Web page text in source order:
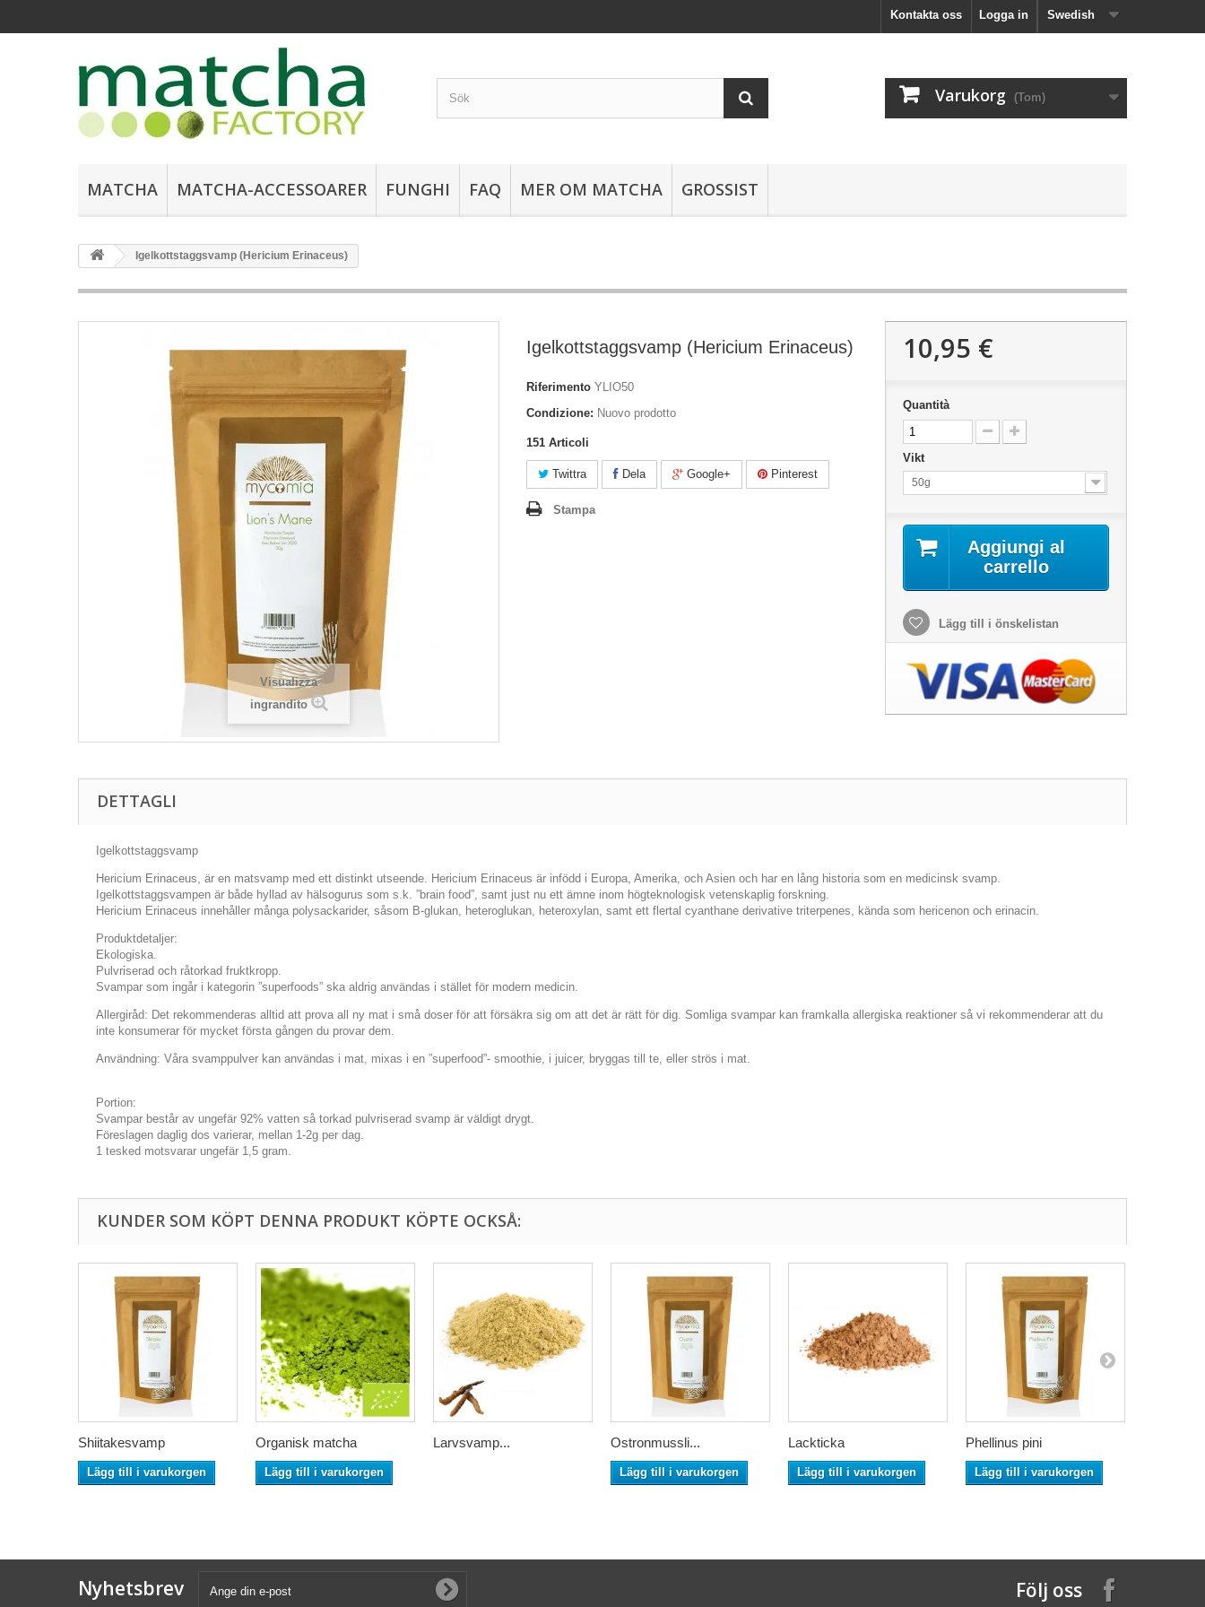
Swedish
Logga in
Kontakta oss
Varukorg (Tom)
MATCHA MATCHA-ACCESSOARER FUNGHI FAQ MER OM MATCHA GROSSIST
Igelkottstaggsvamp (Hericium Erinaceus)
Visualizza
ingrandito
Igelkottstaggsvamp (Hericium Erinaceus)
Riferimento YLIO50
Condizione: Nuovo prodotto
151 Articoli
Twittra Dela Google+ Pinterest
Stampa
10,95 €
Quantità
Vikt
50g
Aggiungi al
carrello
Lägg till i önskelistan
DETTAGLI
Igelkottstaggsvamp
Hericium Erinaceus, är en matsvamp med ett distinkt utseende. Hericium Erinaceus är infödd i Europa, Amerika, och Asien och har en lång historia som en medicinsk svamp.
Igelkottstaggsvampen är både hyllad av hälsogurus som s.k. ”brain food”, samt just nu ett ämne inom högteknologisk vetenskaplig forskning.
Hericium Erinaceus innehåller många polysackarider, såsom B-glukan, heteroglukan, heteroxylan, samt ett flertal cyanthane derivative triterpenes, kända som hericenon och erinacin.
Produktdetaljer:
Ekologiska.
Pulvriserad och råtorkad fruktkropp.
Svampar som ingår i kategorin ”superfoods” ska aldrig användas i stället för modern medicin.
Allergiråd: Det rekommenderas alltid att prova all ny mat i små doser för att försäkra sig om att det är rätt för dig. Somliga svampar kan framkalla allergiska reaktioner så vi rekommenderar att du
inte konsumerar för mycket första gången du provar dem.
Användning: Våra svamppulver kan användas i mat, mixas i en ”superfood”- smoothie, i juicer, bryggas till te, eller strös i mat.
Portion:
Svampar består av ungefär 92% vatten så torkad pulvriserad svamp är väldigt drygt.
Föreslagen daglig dos varierar, mellan 1-2g per dag.
1 tesked motsvarar ungefär 1,5 gram.
KUNDER SOM KÖPT DENNA PRODUKT KÖPTE OCKSÅ:
Shiitakesvamp
Lägg till i varukorgen
Organisk matcha
Lägg till i varukorgen
Larvsvamp... Ostronmussli...
Lägg till i varukorgen
Lackticka
Lägg till i varukorgen
Phellinus pini
Lägg till i varukorgen
Nyhetsbrev Följ oss